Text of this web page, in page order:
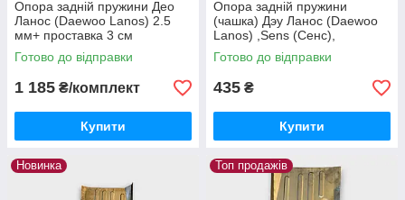
Опора задній пружини Део
Ланос (Daewoo Lanos) 2.5
мм+ проставка 3 см
Готово до відправки
1 185 ₴/комплект
Купити
Опора задній пружини
(чашка) Дэу Ланос (Daewoo
Lanos) ,Sens (Сенс),
усиленная - 2,5 мм
Готово до відправки
435 ₴
Купити
Новинка Топ продажів